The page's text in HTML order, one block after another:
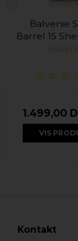
Balvenie
Barrel 15
1.499,00
VIS
Kontakt